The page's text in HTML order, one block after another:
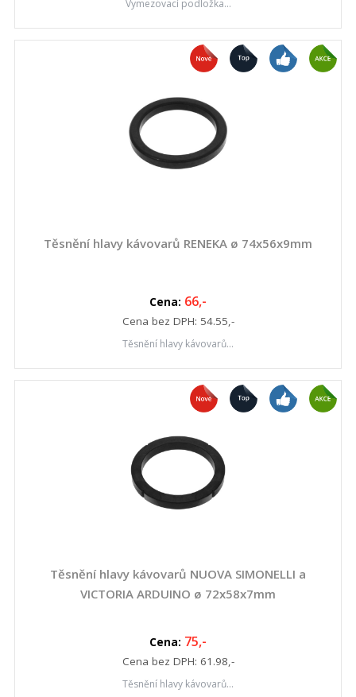
Vymezovací podložka...
Těsnění hlavy kávovarů RENEKA ø 74x56x9mm
Cena: 66,-
Cena bez DPH: 54.55,-
Těsnění hlavy kávovarů...
Těsnění hlavy kávovarů NUOVA SIMONELLI a
VICTORIA ARDUINO ø 72x58x7mm
Cena: 75,-
Cena bez DPH: 61.98,-
Těsnění hlavy kávovarů...